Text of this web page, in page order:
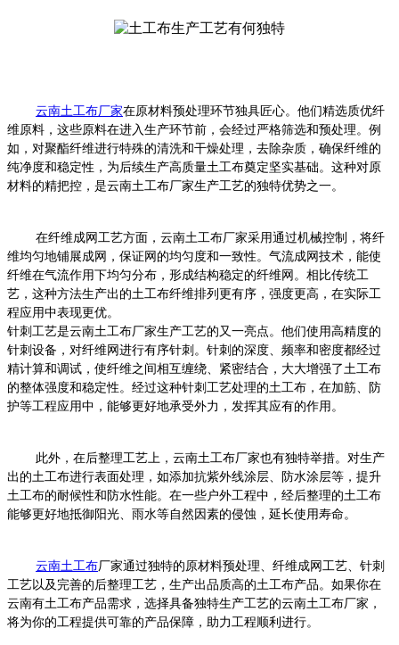
云南土工布厂家在原材料预处理环节独具匠心。他们精选质优纤
维原料，这些原料在进入生产环节前，会经过严格筛选和预处理。例
如，对聚酯纤维进行特殊的清洗和干燥处理，去除杂质，确保纤维的
纯净度和稳定性，为后续生产高质量土工布奠定坚实基础。这种对原
材料的精把控，是云南土工布厂家生产工艺的独特优势之一。
在纤维成网工艺方面，云南土工布厂家采用通过机械控制，将纤
维均匀地铺展成网，保证网的均匀度和一致性。气流成网技术，能使
纤维在气流作用下均匀分布，形成结构稳定的纤维网。相比传统工
艺，这种方法生产出的土工布纤维排列更有序，强度更高，在实际工
程应用中表现更优。
针刺工艺是云南土工布厂家生产工艺的又一亮点。他们使用高精度的
针刺设备，对纤维网进行有序针刺。针刺的深度、频率和密度都经过
精计算和调试，使纤维之间相互缠绕、紧密结合，大大增强了土工布
的整体强度和稳定性。经过这种针刺工艺处理的土工布，在加筋、防
护等工程应用中，能够更好地承受外力，发挥其应有的作用。
此外，在后整理工艺上，云南土工布厂家也有独特举措。对生产
出的土工布进行表面处理，如添加抗紫外线涂层、防水涂层等，提升
土工布的耐候性和防水性能。在一些户外工程中，经后整理的土工布
能够更好地抵御阳光、雨水等自然因素的侵蚀，延长使用寿命。
云南土工布厂家通过独特的原材料预处理、纤维成网工艺、针刺
工艺以及完善的后整理工艺，生产出品质高的土工布产品。如果你在
云南有土工布产品需求，选择具备独特生产工艺的云南土工布厂家，
将为你的工程提供可靠的产品保障，助力工程顺利进行。